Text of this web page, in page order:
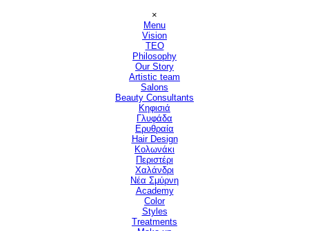
×
Menu
Vision
TEO
Philosophy
Our Story
Artistic team
Salons
Beauty Consultants
Κηφισιά
Γλυφάδα
Ερυθραία
Hair Design▼
Κολωνάκι
Περιστέρι
Χαλάνδρι
Νέα Σμύρνη
Academy
Color
Styles
Treatments